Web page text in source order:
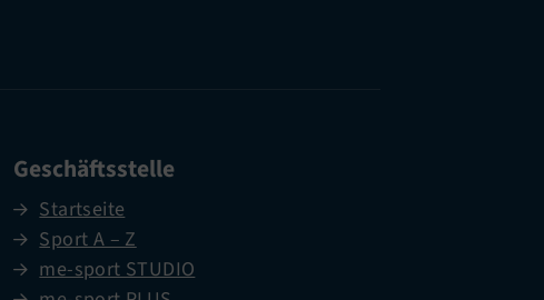
Geschäftsstelle
Startseite
Sport A – Z
me-sport STUDIO